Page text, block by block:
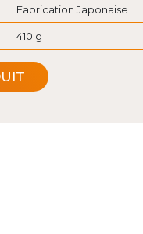
Fabrication Japonaise
410 g